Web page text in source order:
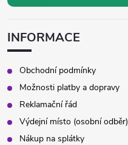
INFORMACE
Obchodní podmínky
Možnosti platby a dopravy
Reklamační řád
Výdejní místo (osobní odběr)
Nákup na splátky